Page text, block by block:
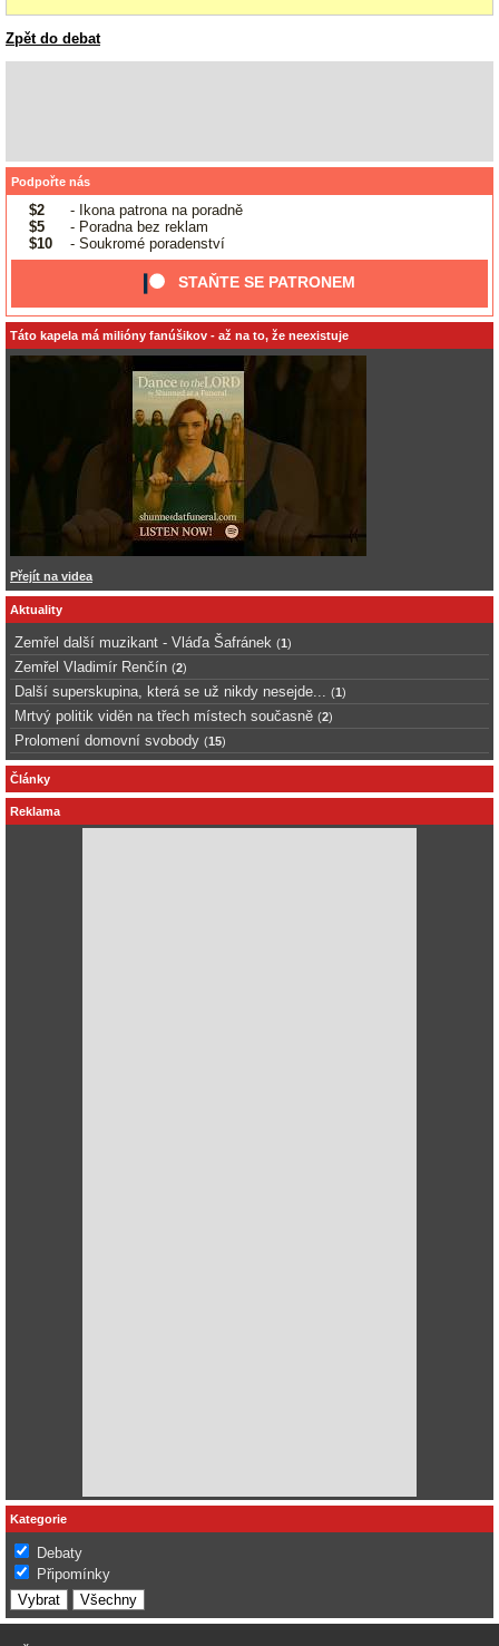
Zpět do debat
Podpořte nás
$2
- Ikona patrona na poradně
$5
- Poradna bez reklam
$10
- Soukromé poradenství
STAŇTE SE PATRONEM
Táto kapela má milióny fanúšikov - až na to, že neexistuje
Přejít na videa
Aktuality
Zemřel další muzikant - Vláďa Šafránek (1)
Zemřel Vladimír Renčín (2)
Další superskupina, která se už nikdy nesejde... (1)
Mrtvý politik viděn na třech místech současně (2)
Prolomení domovní svobody (15)
Články
Reklama
Kategorie
Debaty
Připomínky